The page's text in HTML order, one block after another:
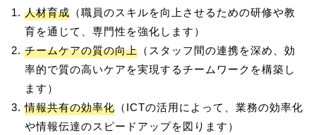
人材育成 （職員のスキルを向上させるための研修や教
育を通じて、専門性を強化します）
チームケアの質の向上 （スタッフ間の連携を深め、効
率的で質の高いケアを実現するチームワークを構築し
ます）
情報共有の効率化 （ICTの活用によって、業務の効率化
や情報伝達のスピードアップを図ります）